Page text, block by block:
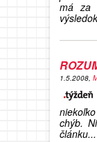
má za
1.5.2008,
chýb.
článku...